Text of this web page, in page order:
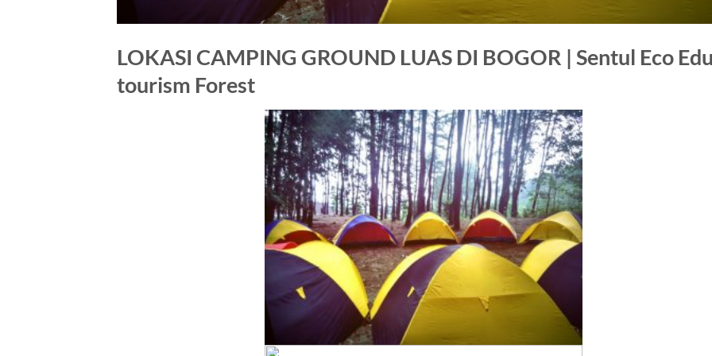
LOKASI CAMPING GROUND LUAS DI BOGOR | Sentul Eco Edu
tourism Forest